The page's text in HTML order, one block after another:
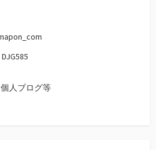
DJG585
人ブログ等